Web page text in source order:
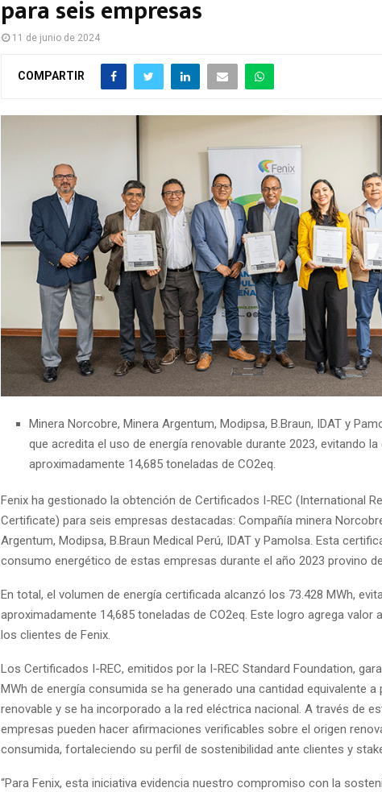
para seis empresas
11 de junio de 2024
COMPARTIR
Minera Norcobre, Minera Argentum, Modipsa, B.Braun, IDAT y
que acredita el uso de energía renovable durante 2023, evitando la
aproximadamente 14,685 toneladas de CO2eq.
Fenix ha gestionado la obtención de Certificados I-REC (International
Certificate) para seis empresas destacadas: Compañía minera
Argentum, Modipsa, B.Braun Medical Perú, IDAT y Pamolsa. Esta
consumo energético de estas empresas durante el año 2023 provino
En total, el volumen de energía certificada alcanzó los 73.428 MWh,
aproximadamente 14,685 toneladas de CO2eq. Este logro agrega valor
los clientes de Fenix.
Los Certificados I-REC, emitidos por la I-REC Standard Foundation,
MWh de energía consumida se ha generado una cantidad equivalente a
renovable y se ha incorporado a la red eléctrica nacional. A través de
empresas pueden hacer afirmaciones verificables sobre el origen
consumida, fortaleciendo su perfil de sostenibilidad ante clientes y
“Para Fenix, esta iniciativa evidencia nuestro compromiso con la